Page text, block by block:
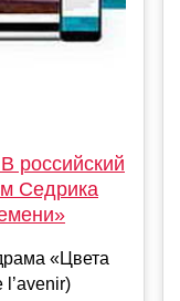
российский
Седрика
«Цвета